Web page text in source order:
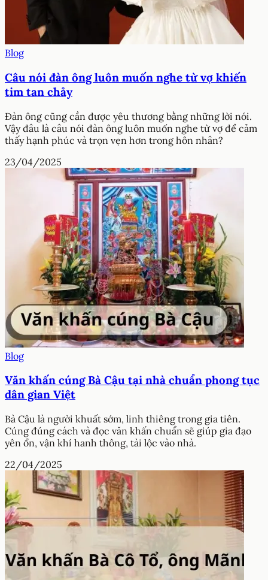
Blog
Câu nói đàn ông luôn muốn nghe từ vợ khiến
tim tan chảy
Đàn ông cũng cần được yêu thương bằng những lời nói.
Vậy đâu là câu nói đàn ông luôn muốn nghe từ vợ để cảm
thấy hạnh phúc và trọn vẹn hơn trong hôn nhân?
23/04/2025
Blog
Văn khấn cúng Bà Cậu tại nhà chuẩn phong tục
dân gian Việt
Bà Cậu là người khuất sớm, linh thiêng trong gia tiên.
Cúng đúng cách và đọc văn khấn chuẩn sẽ giúp gia đạo
yên ổn, vận khí hanh thông, tài lộc vào nhà.
22/04/2025